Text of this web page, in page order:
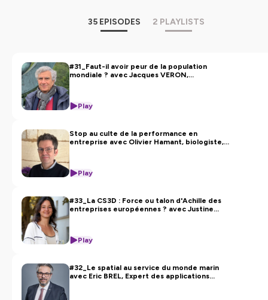
Hébergé par Ausha. Visitez ausha.co/politique-de-
pour plus d'informations.
35 EPISODES 2 PLAYLISTS
#31_Faut-il avoir peur de la population
mondiale ? avec Jacques VERON,
Play
Stop au culte de la performance en
entreprise avec Olivier Hamant, biologiste,
Play
#33_La CS3D : Force ou talon d'Achille des
entreprises européennes ? avec Justine
Play
#32_Le spatial au service du monde marin
avec Eric BREL, Expert des applications